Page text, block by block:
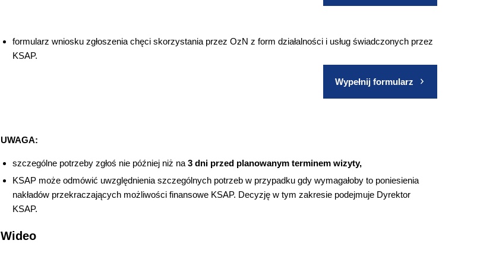
formularz wniosku zgłoszenia chęci skorzystania przez OzN z form działalności i usług świadczonych przez
KSAP.
Wypełnij formularz
UWAGA:
szczególne potrzeby zgłoś nie później niż na 3 dni przed planowanym terminem wizyty,
KSAP może odmówić uwzględnienia szczególnych potrzeb w przypadku gdy wymagałoby to poniesienia
nakładów przekraczających możliwości finansowe KSAP. Decyzję w tym zakresie podejmuje Dyrektor
KSAP.
Wideo